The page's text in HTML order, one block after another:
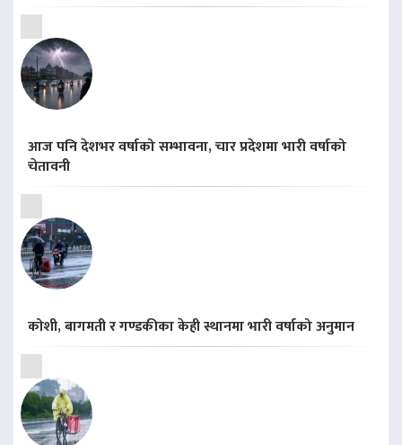
आज पनि देशभर वर्षाको सम्भावना, चार प्रदेशमा भारी वर्षाको
चेतावनी
कोशी, बागमती र गण्डकीका केही स्थानमा भारी वर्षाको अनुमान